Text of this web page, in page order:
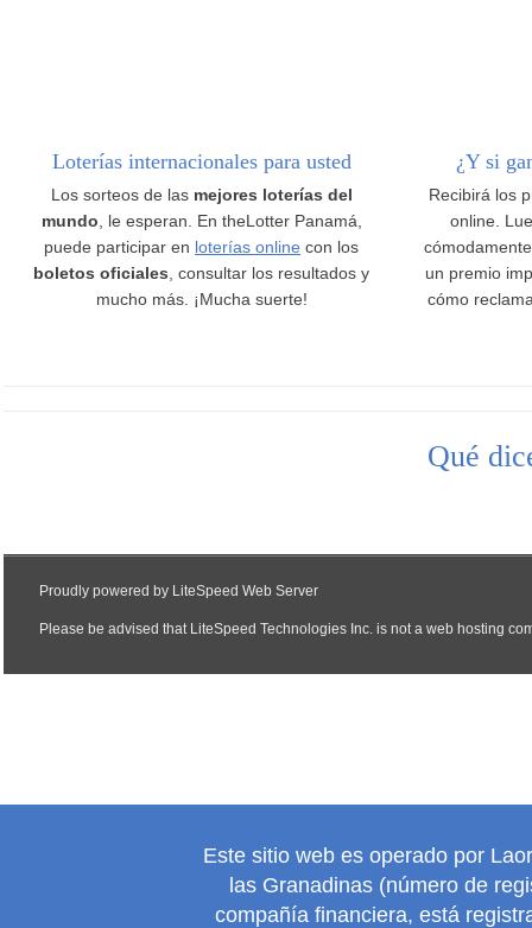
Loterías internacionales para usted
Los sorteos de las mejores loterías del
mundo , le esperan. En theLotter Panamá,
puede participar en loterías online con los
boletos oficiales , consultar los resultados y
mucho más. ¡Mucha suerte!
¿Y si
Recibirá los
online.
un premio
cómo
Qué
Este sitio web es operado por
las Granadinas (número de
compañía financiera, está